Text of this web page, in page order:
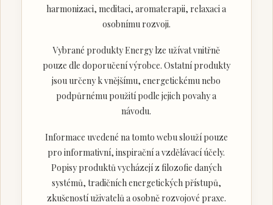
harmonizaci, meditaci, aromaterapii, relaxaci a
osobnímu rozvoji.
Vybrané produkty Energy lze užívat vnitřně
pouze dle doporučení výrobce. Ostatní produkty
jsou určeny k vnějšímu, energetickému nebo
podpůrnému použití podle jejich povahy a
návodu.
Informace uvedené na tomto webu slouží pouze
pro informativní, inspirační a vzdělávací účely.
Popisy produktů vycházejí z filozofie daných
systémů, tradičních energetických přístupů,
zkušeností uživatelů a osobně rozvojové praxe.